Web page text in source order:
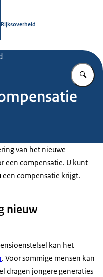
Rijksoverheid
van het nieuwe
een compensatie. U kunt
compensatie krijgt.
nieuw
kan het
. Voor sommige mensen kan
dragen jongere generaties